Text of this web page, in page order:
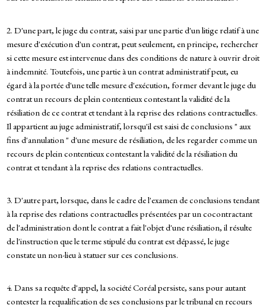
2. D'une part, le juge du contrat, saisi par une partie d'un litige relatif à une
mesure d'exécution d'un contrat, peut seulement, en principe, rechercher
si cette mesure est intervenue dans des conditions de nature à ouvrir droit
à indemnité. Toutefois, une partie à un contrat administratif peut, eu
égard à la portée d'une telle mesure d'exécution, former devant le juge du
contrat un recours de plein contentieux contestant la validité de la
résiliation de ce contrat et tendant à la reprise des relations contractuelles.
Il appartient au juge administratif, lorsqu'il est saisi de conclusions " aux
fins d'annulation " d'une mesure de résiliation, de les regarder comme un
recours de plein contentieux contestant la validité de la résiliation du
contrat et tendant à la reprise des relations contractuelles.
3. D'autre part, lorsque, dans le cadre de l'examen de conclusions tendant
à la reprise des relations contractuelles présentées par un cocontractant
de l'administration dont le contrat a fait l'objet d'une résiliation, il résulte
de l'instruction que le terme stipulé du contrat est dépassé, le juge
constate un non-lieu à statuer sur ces conclusions.
4. Dans sa requête d'appel, la société Coréal persiste, sans pour autant
contester la requalification de ses conclusions par le tribunal en recours